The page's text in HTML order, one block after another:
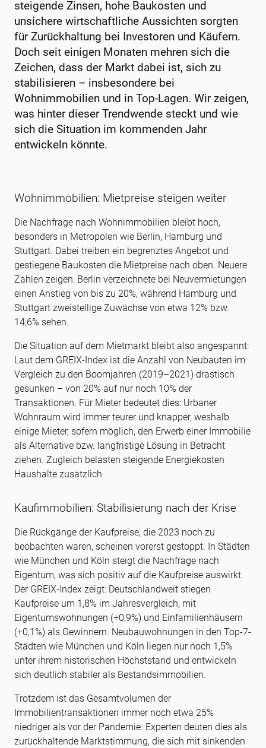
steigende Zinsen, hohe Baukosten und
unsichere wirtschaftliche Aussichten sorgten
für Zurückhaltung bei Investoren und Käufern.
Doch seit einigen Monaten mehren sich die
Zeichen, dass der Markt dabei ist, sich zu
stabilisieren – insbesondere bei
Wohnimmobilien und in Top-Lagen. Wir zeigen,
was hinter dieser Trendwende steckt und wie
sich die Situation im kommenden Jahr
entwickeln könnte.
Wohnimmobilien: Mietpreise steigen weiter
Die Nachfrage nach Wohnimmobilien bleibt hoch,
besonders in Metropolen wie Berlin, Hamburg und
Stuttgart. Dabei treiben ein begrenztes Angebot und
gestiegene Baukosten die Mietpreise nach oben. Neuere
Zahlen zeigen: Berlin verzeichnete bei Neuvermietungen
einen Anstieg von bis zu 20%, während Hamburg und
Stuttgart zweistellige Zuwächse von etwa 12% bzw.
14,6% sehen.
Die Situation auf dem Mietmarkt bleibt also angespannt:
Laut dem GREIX-Index ist die Anzahl von Neubauten im
Vergleich zu den Boomjahren (2019–2021) drastisch
gesunken – von 20% auf nur noch 10% der
Transaktionen. Für Mieter bedeutet dies: Urbaner
Wohnraum wird immer teurer und knapper, weshalb
einige Mieter, sofern möglich, den Erwerb einer Immobilie
als Alternative bzw. langfristige Lösung in Betracht
ziehen. Zugleich belasten steigende Energiekosten
Haushalte zusätzlich
Kaufimmobilien: Stabilisierung nach der Krise
Die Rückgänge der Kaufpreise, die 2023 noch zu
beobachten waren, scheinen vorerst gestoppt. In Städten
wie München und Köln steigt die Nachfrage nach
Eigentum, was sich positiv auf die Kaufpreise auswirkt.
Der GREIX-Index zeigt: Deutschlandweit stiegen
Kaufpreise um 1,8% im Jahresvergleich, mit
Eigentumswohnungen (+0,9%) und Einfamilienhäusern
(+0,1%) als Gewinnern. Neubauwohnungen in den Top-7-
Städten wie München und Köln liegen nur noch 1,5%
unter ihrem historischen Höchststand und entwickeln
sich deutlich stabiler als Bestandsimmobilien.
Trotzdem ist das Gesamtvolumen der
Immobilientransaktionen immer noch etwa 25%
niedriger als vor der Pandemie. Experten deuten dies als
zurückhaltende Marktstimmung, die sich mit sinkenden